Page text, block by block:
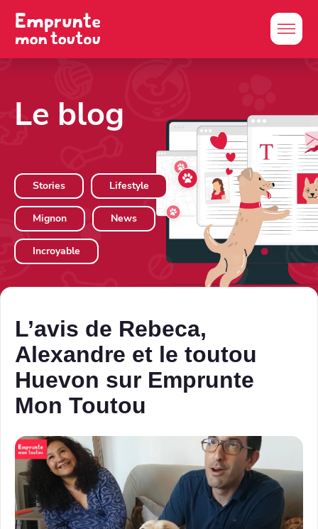
Le blog
Stories Lifestyle
Mignon News
Incroyable
L’avis de Rebeca,
Alexandre et le toutou
Huevon sur Emprunte
Mon Toutou